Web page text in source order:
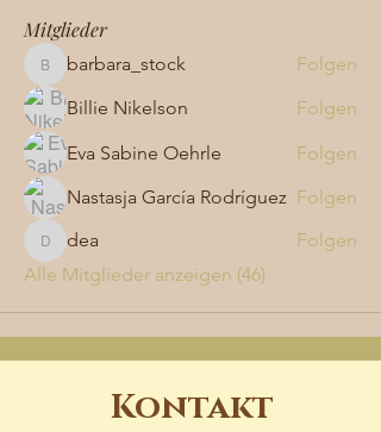
Mitglieder
barbara_stock
barbara_stock
Folgen
Billie Nikelson
Folgen
Eva Sabine Oehrle
Folgen
Nastasja García Rodríguez Folgen
deadea
Folgen
Alle Mitglieder anzeigen (46)
Kontakt